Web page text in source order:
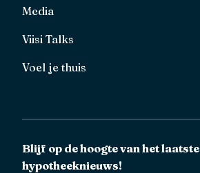
Media
Viisi Talks
Voel je thuis
Blijf op de hoogte van het laatste
hypotheeknieuws!